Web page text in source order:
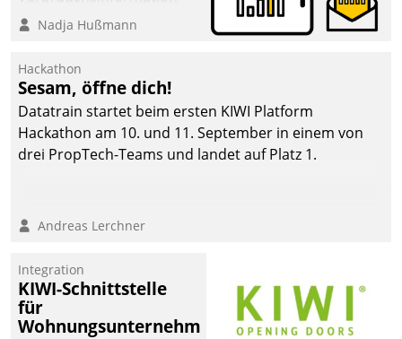
schnell, zuverlässig und
Die monatlichen
Mitteilungen zum
Heizungs- und
Wasserverbrauch gehen
automatisiert, vollständig
und auf Wunsch über
Kommunikationswege bei
Nadja Hußmann
Hackathon
Sesam, öffne dich!
Datatrain startet beim ersten KIWI Platform
Hackathon am 10. und 11. September in einem von
drei PropTech-Teams und landet auf Platz 1.
Andreas Lerchner
Integration
KIWI-Schnittstelle
für
Wohnungsunternehmen